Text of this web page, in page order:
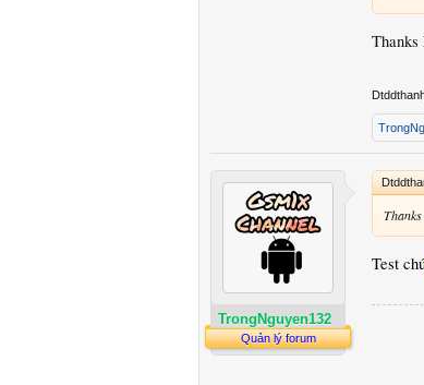
Thanks
TrongNguyen132
Quản lý forum
Test